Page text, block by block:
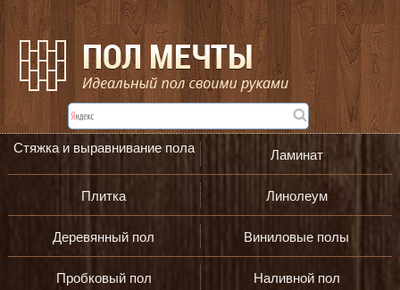
Стяжка и выравнивание пола Ламинат
Плитка Линолеум
Деревянный пол Виниловые полы
Пробковый пол Наливной пол